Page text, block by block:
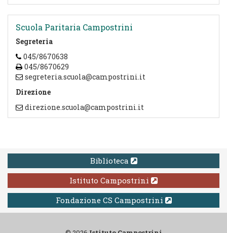
Scuola Paritaria Campostrini
Segreteria
045/8670638
045/8670629
segreteria.scuola@campostrini.it
Direzione
direzione.scuola@campostrini.it
Biblioteca
Istituto Campostrini
Fondazione CS Campostrini